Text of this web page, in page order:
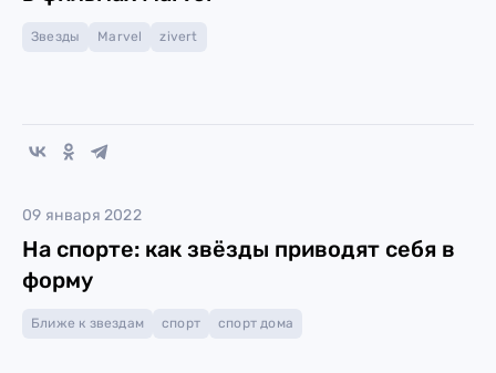
Звезды Marvel zivert
09 января 2022
На спорте: как звёзды приводят себя в
форму
Ближе к звездам спорт спорт дома